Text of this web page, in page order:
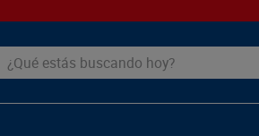
estás buscando hoy?